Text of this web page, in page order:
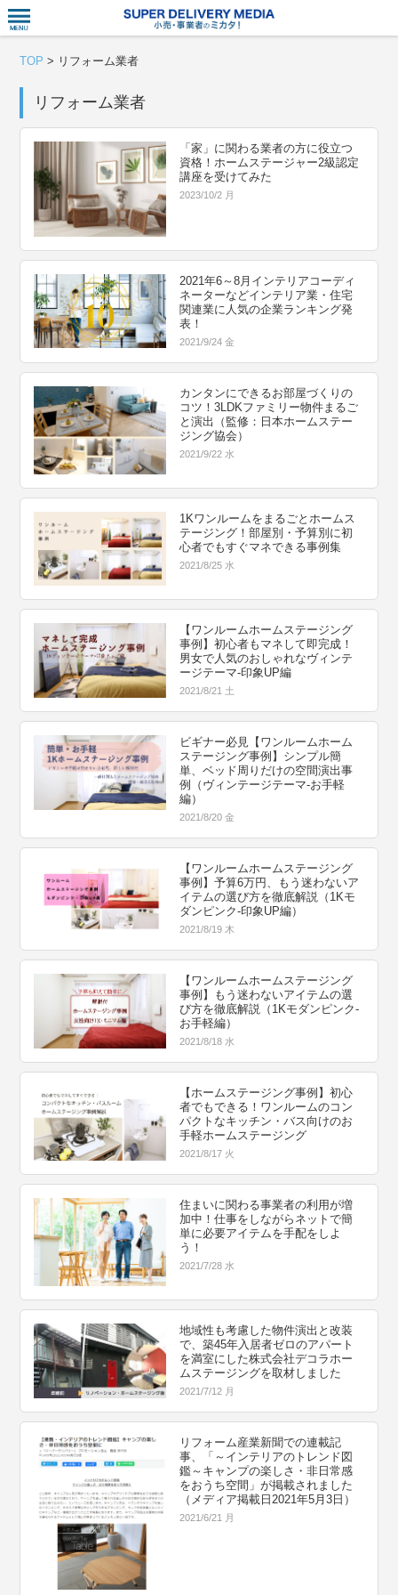
TOP > リフォーム業者
リフォーム業者
「家」に関わる業者の方に役立つ
資格！ホームステージャー2級認定
講座を受けてみた
2023/10/2 月
2021年6～8月インテリアコーディ
ネーターなどインテリア業・住宅
関連業に人気の企業ランキング発
表！
2021/9/24 金
カンタンにできるお部屋づくりの
コツ！3LDKファミリー物件まるご
と演出（監修：日本ホームステー
ジング協会）
2021/9/22 水
1Kワンルームをまるごとホームス
テージング！部屋別・予算別に初
心者でもすぐマネできる事例集
2021/8/25 水
【ワンルームホームステージング
事例】初心者もマネして即完成！
男女で人気のおしゃれなヴィンテ
ージテーマ-印象UP編
2021/8/21 土
ビギナー必見【ワンルームホーム
ステージング事例】シンプル簡
単、ベッド周りだけの空間演出事
例（ヴィンテージテーマ-お手軽
編）
2021/8/20 金
【ワンルームホームステージング
事例】予算6万円、もう迷わないア
イテムの選び方を徹底解説（1Kモ
ダンピンク-印象UP編）
2021/8/19 木
【ワンルームホームステージング
事例】もう迷わないアイテムの選
び方を徹底解説（1Kモダンピンク-
お手軽編）
2021/8/18 水
【ホームステージング事例】初心
者でもできる！ワンルームのコン
パクトなキッチン・バス向けのお
手軽ホームステージング
2021/8/17 火
住まいに関わる事業者の利用が増
加中！仕事をしながらネットで簡
単に必要アイテムを手配をしよ
う！
2021/7/28 水
地域性も考慮した物件演出と改装
で、築45年入居者ゼロのアパート
を満室にした株式会社デコラホー
ムステージングを取材しました
2021/7/12 月
リフォーム産業新聞での連載記
事、「～インテリアのトレンド図
鑑～キャンプの楽しさ・非日常感
をおうち空間」が掲載されました
（メディア掲載日2021年5月3日）
2021/6/21 月